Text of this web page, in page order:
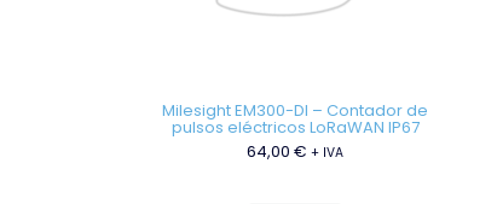
Milesight EM300-DI – Contador de
pulsos eléctricos LoRaWAN IP67
64,00€ + IVA